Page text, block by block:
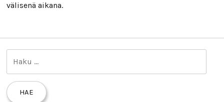
välisenä aikana.
k
u